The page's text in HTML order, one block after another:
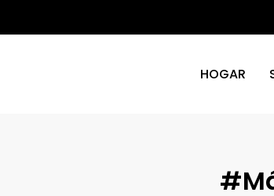
HOGAR